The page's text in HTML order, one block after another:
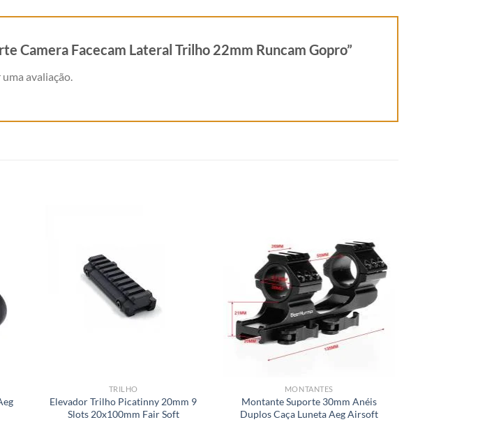
Camera Facecam Lateral Trilho 22mm Runcam Gopro”
avaliação.
TRILHO
Elevador Trilho Picatinny 20mm 9
Slots 20x100mm Fair Soft
MONTANTES
Montante Suporte 30mm Anéis
Duplos Caça Luneta Aeg Airsoft